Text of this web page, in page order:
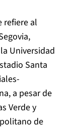
refiere al
Universidad
Santa
a pesar de
Verde y
de